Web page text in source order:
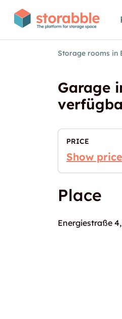
Storage rooms in
Garage
PRICE
Show
Place
Energiestraße